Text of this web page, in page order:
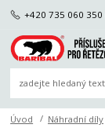
+420 735 060 350
Úvod Náhradní díly